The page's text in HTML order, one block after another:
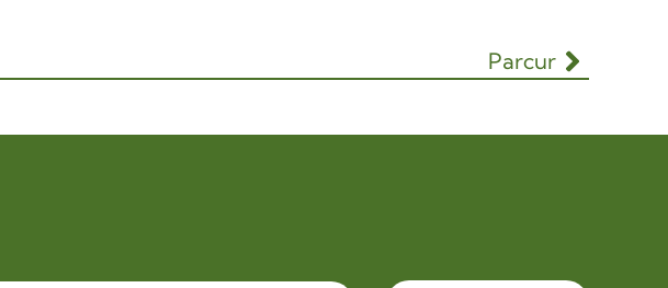
Parcur